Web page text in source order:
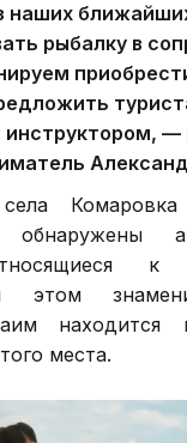
наших
рыбалку в
инструктором, —
Комаровка
к
этом
места.